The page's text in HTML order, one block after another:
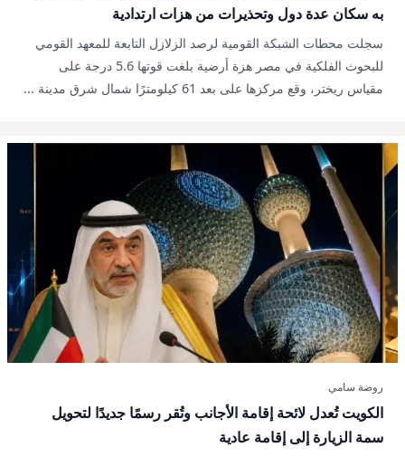
به سكان عدة دول وتحذيرات من هزات ارتدادية
سجلت محطات الشبكة القومية لرصد الزلازل التابعة للمعهد القومي
للبحوث الفلكية في مصر هزة أرضية بلغت قوتها 5.6 درجة على
مقياس ريختر، وقع مركزها على بعد 61 كيلومترًا شمال شرق مدينة ...
روضة سامي
الكويت تُعدل لائحة إقامة الأجانب وتُقر رسمًا جديدًا لتحويل
سمة الزيارة إلى إقامة عادية